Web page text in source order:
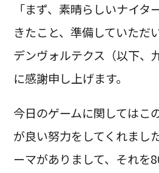
「まず、素晴らしいナイ
きたこと、準備していただ
デンヴォルテクス（以下、
に感謝申し上げます。
今日のゲームに関してはこ
が良い努力をしてくれまし
ーマがありまして、それを